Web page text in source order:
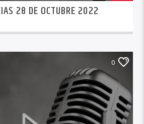
28 DE OCTUBRE 2022
0